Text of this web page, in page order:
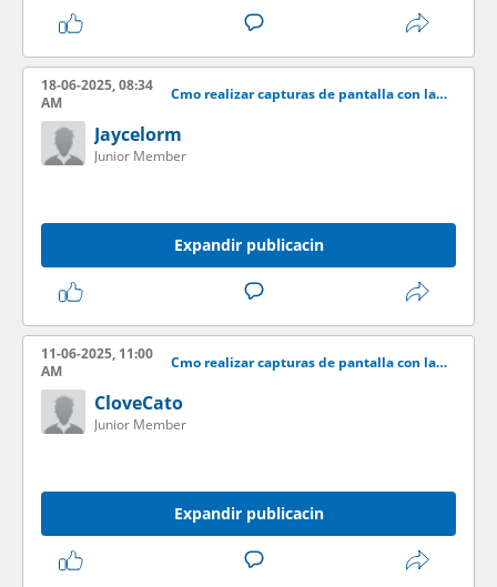
18-06-2025, 08:34
AM
Cmo realizar capturas de pantalla con la aplicacin LightShot
Jaycelorm
Junior Member
Expandir publicacin
11-06-2025, 11:00
AM
Cmo realizar capturas de pantalla con la aplicacin LightShot
CloveCato
Junior Member
Expandir publicacin